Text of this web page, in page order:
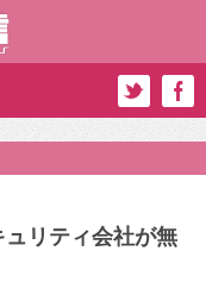
リティ会社が無